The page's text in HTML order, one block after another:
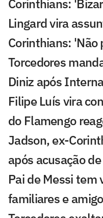
Corinthians:
Lingard vira
Corinthians: 'Não
Torcedores
Diniz após
Filipe Luís vira
do Flamengo
Jadson, ex-
após acusação
Pai de Messi
familiares e